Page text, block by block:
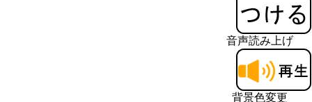
音声読み上げ
背景色変更